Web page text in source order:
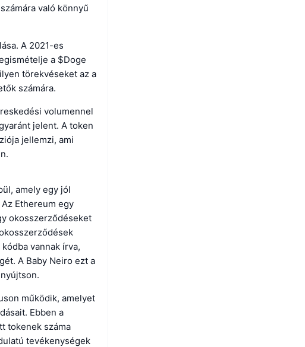
való könnyű
A 2021-es
a $Doge
törekvéseket az a
számára.
volumennel
jelent. A token
jellemzi, ami
amely egy jól
Ethereum egy
okosszerződéseket
vannak írva,
A Baby Neiro ezt a
működik, amelyet
Ebben a
tokenek száma
tevékenységek